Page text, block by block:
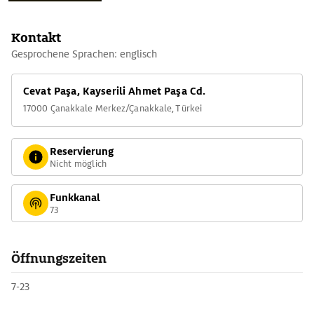
Kontakt
Gesprochene Sprachen: englisch
Cevat Paşa, Kayserili Ahmet Paşa Cd.
17000 Çanakkale Merkez/Çanakkale, Türkei
Reservierung
Nicht möglich
Funkkanal
73
Öffnungszeiten
7-23